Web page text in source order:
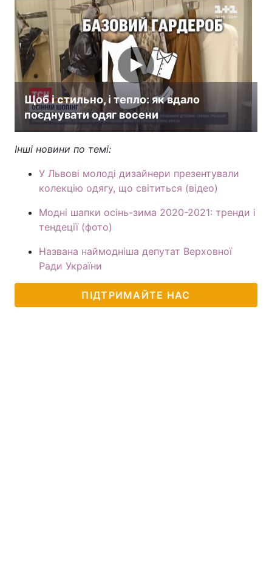
Тема оформлення
Щоб і стильно, і тепло: як вдало
поєднувати одяг восени
Інші новини по темі:
У Львові молоді дизайнери презентували
колекцію одягу, що світиться (відео)
Модні шапки осінь-зима 2020-2021: тренди і
тендеції (фото)
Названа наймодніша депутат Верховної
Ради України
ПІДТРИМАЙТЕ НАС